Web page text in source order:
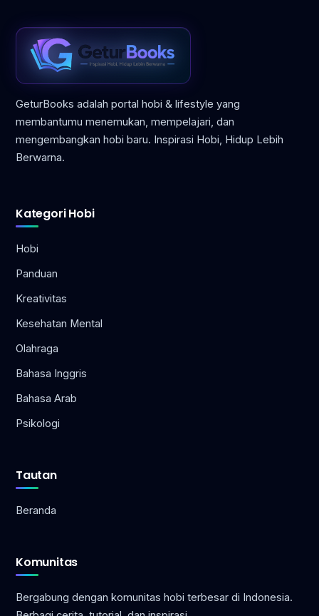
GeturBooks adalah portal hobi & lifestyle yang
membantumu menemukan, mempelajari, dan
mengembangkan hobi baru. Inspirasi Hobi, Hidup Lebih
Berwarna.
Kategori Hobi
Hobi
Panduan
Kreativitas
Kesehatan Mental
Olahraga
Bahasa Inggris
Bahasa Arab
Psikologi
Tautan
Beranda
Komunitas
Bergabung dengan komunitas hobi terbesar di Indonesia.